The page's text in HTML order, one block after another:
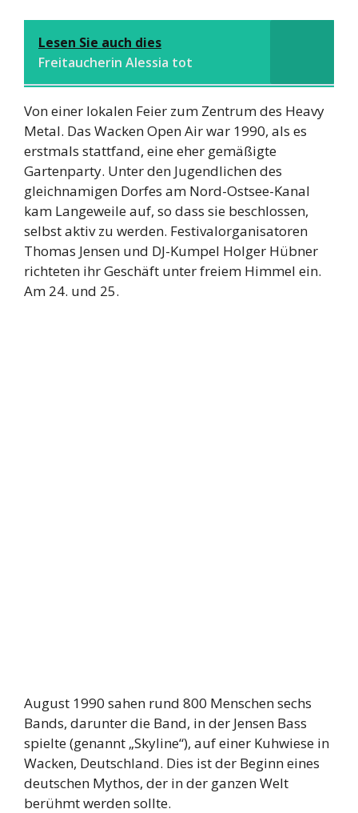
Lesen Sie auch dies
Freitaucherin Alessia tot
Von einer lokalen Feier zum Zentrum des Heavy
Metal. Das Wacken Open Air war 1990, als es
erstmals stattfand, eine eher gemäßigte
Gartenparty. Unter den Jugendlichen des
gleichnamigen Dorfes am Nord-Ostsee-Kanal
kam Langeweile auf, so dass sie beschlossen,
selbst aktiv zu werden. Festivalorganisatoren
Thomas Jensen und DJ-Kumpel Holger Hübner
richteten ihr Geschäft unter freiem Himmel ein.
Am 24. und 25.
August 1990 sahen rund 800 Menschen sechs
Bands, darunter die Band, in der Jensen Bass
spielte (genannt „Skyline“), auf einer Kuhwiese in
Wacken, Deutschland. Dies ist der Beginn eines
deutschen Mythos, der in der ganzen Welt
berühmt werden sollte.